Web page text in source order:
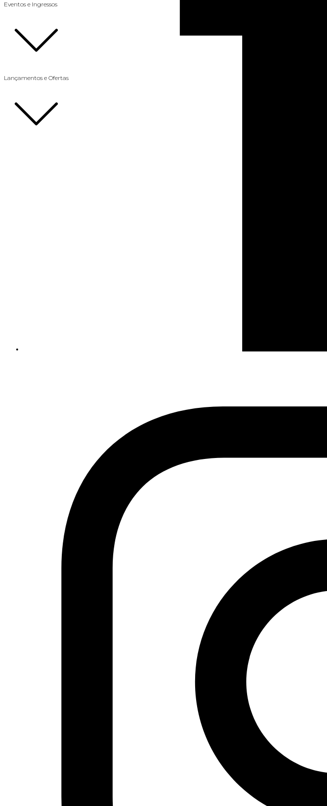
Eventos e Ingressos
Lançamentos e Ofertas